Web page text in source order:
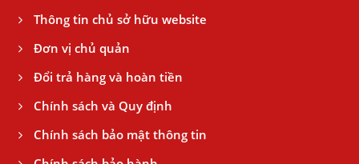
Thông tin chủ sở hữu website
Đơn vị chủ quản
Đổi trả hàng và hoàn tiền
Chính sách và Quy định
Chính sách bảo mật thông tin